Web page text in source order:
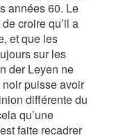
années 60. Le
croire qu’il a
et que les
sur les
der Leyen ne
puisse avoir
différente du
qu’une
faite recadrer